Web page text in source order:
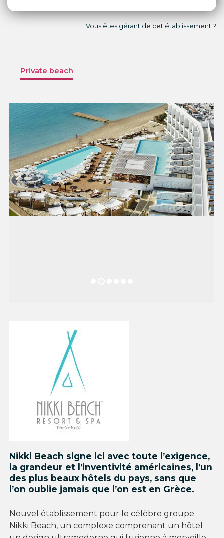
Vous êtes gérant de cet établissement ?
Private beach
Nikki Beach signe ici avec toute l’exigence,
la grandeur et l’inventivité américaines, l’un
des plus beaux hôtels du pays, sans que
l’on oublie jamais que l’on est en Grèce.
Nouvel établissement pour le célèbre groupe
Nikki Beach, un complexe comprenant un hôtel